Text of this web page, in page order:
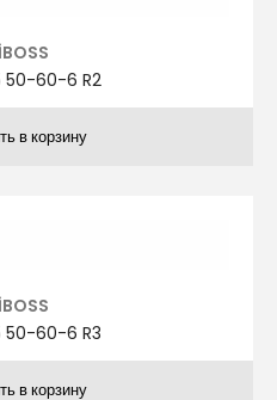
48-58 R4
48-58 R5